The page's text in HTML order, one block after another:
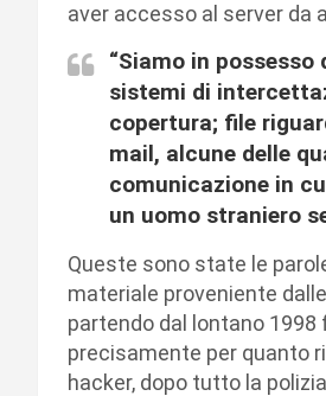
aver accesso al server da
“Siamo in
sistemi di
copertura; file
mail, alcune delle
comunicazione in
un uomo straniero
Queste sono state le
materiale proveniente
partendo dal lontano 1998
precisamente per quanto
hacker, dopo tutto la